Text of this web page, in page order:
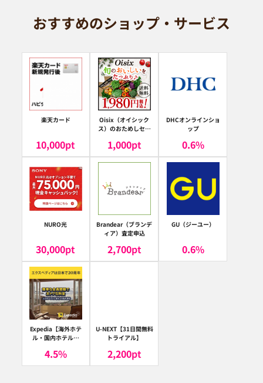
おすすめのショップ・サービス
楽天カード
10,000pt
Oisix（オイシック
ス）のおためしセッ
1,000pt
DHCオンラインショ
ップ
0.6%
NURO光
30,000pt
Brandear（ブランデ
ィア）査定申込
2,700pt
GU（ジーユー）
0.6%
Expedia【海外ホテ
ル・国内ホテル予
ア）
4.5%
U-NEXT【31日間無料
トライアル】
2,200pt